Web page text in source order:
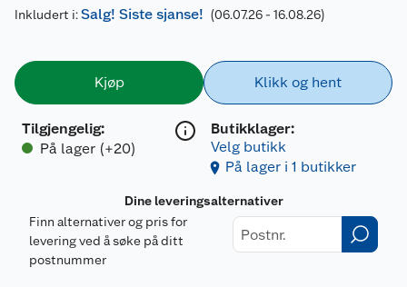
Inkludert i:Salg! Siste sjanse! (06.07.26 - 16.08.26)
Kjøp
Tilgjengelig:
På lager (+20)
Klikk og hent
Butikklager:
Velg butikk
På lager i 1 butikker
Dine leveringsalternativer
Finn alternativer og pris for
levering ved å søke på ditt
postnummer